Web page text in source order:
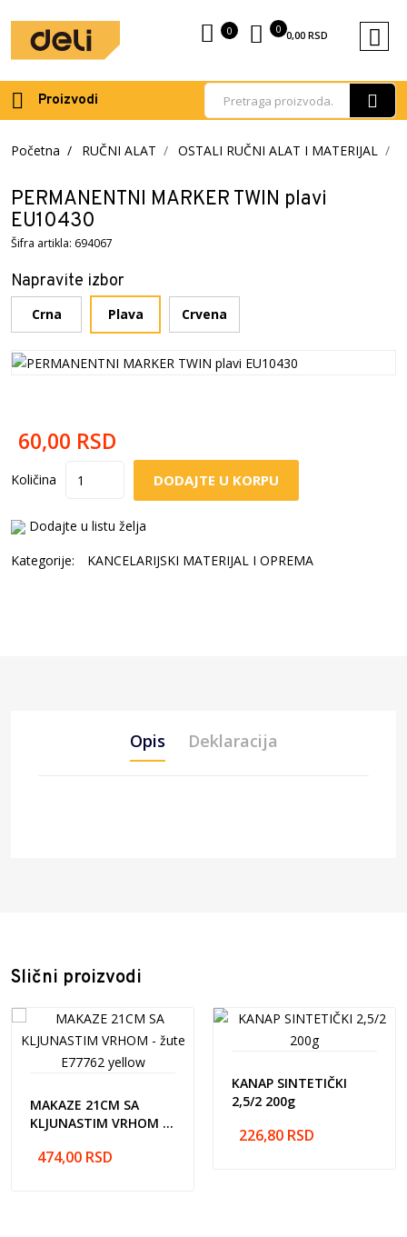
Proizvodi
0 0,00 RSD
0
Početna RUČNI ALAT OSTALI RUČNI ALAT I MATERIJAL
PERMANENTNI MARKER TWIN plavi
EU10430
Šifra artikla: 694067
Napravite izbor
Crna Plava Crvena
60,00 RSD
Količina DODAJTE U KORPU
Dodajte u listu želja
Kategorije:
KANCELARIJSKI MATERIJAL I OPREMA
Opis Deklaracija
Uvoznik: Pulse Office d.o.o. Prva industrijska br.5, Nova
Slični proizvodi
MAKAZE 21CM SA
KLJUNASTIM VRHOM -
474,00 RSD
KANAP SINTETIČKI
2,5/2 200g
226,80 RSD